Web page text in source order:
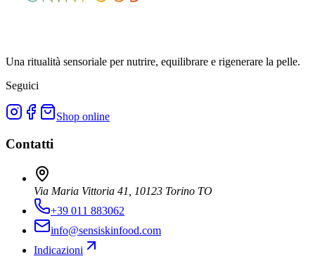
Una ritualità sensoriale per nutrire, equilibrare e rigenerare la pelle.
Seguici
Shop online
Contatti
Via Maria Vittoria 41, 10123 Torino TO
+39 011 883062
info@sensiskinfood.com
Indicazioni